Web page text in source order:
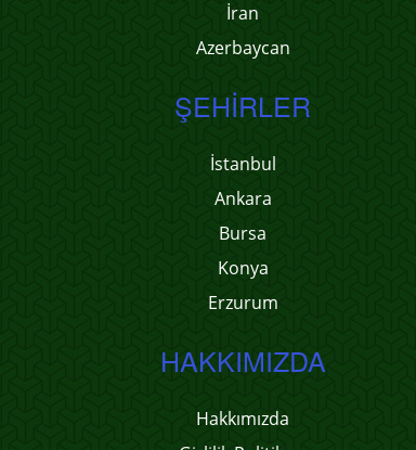
İran
Azerbaycan
ŞEHIRLER
İstanbul
Ankara
Bursa
Konya
Erzurum
HAKKIMIZDA
Hakkımızda